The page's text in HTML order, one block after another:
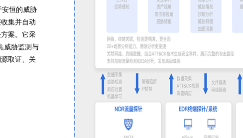
恒的威胁
集并自动
案。它采
威胁监测与
取证、关